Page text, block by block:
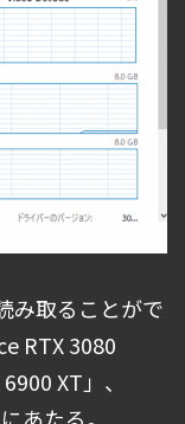
み取ることがで
RTX 3080
XT」、
あたる。